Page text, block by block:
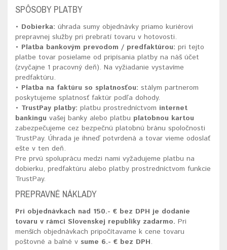
SPÔSOBY PLATBY
• Dobierka: úhrada sumy objednávky priamo kuriérovi
prepravnej služby pri prebratí tovaru v hotovosti.
• Platba bankovým prevodom / predfaktúrou: pri tejto
platbe tovar posielame od pripísania platby na náš účet
(zvyčajne 1 pracovný deň). Na vyžiadanie vystavíme
predfaktúru.
• Platba na faktúru so splatnosťou: stálym partnerom
poskytujeme splatnosť faktúr podľa dohody.
• TrustPay platby: platbu prostredníctvom internet
bankingu vašej banky alebo platbu platobnou kartou
zabezpečujeme cez bezpečnú platobnú bránu spoločnosti
TrustPay. Úhrada je ihneď potvrdená a tovar vieme odoslať
ešte v ten deň.
Pre prvú spoluprácu medzi nami vyžadujeme platbu na
dobierku, predfaktúru alebo platby prostredníctvom funkcie
TrustPay.
PREPRAVNÉ NÁKLADY
Pri objednávkach nad 150.- € bez DPH je dodanie
tovaru v rámci Slovenskej republiky zadarmo. Pri
menších objednávkach pripočítavame k cene tovaru
poštovné a balné v sume 6.- € bez DPH.